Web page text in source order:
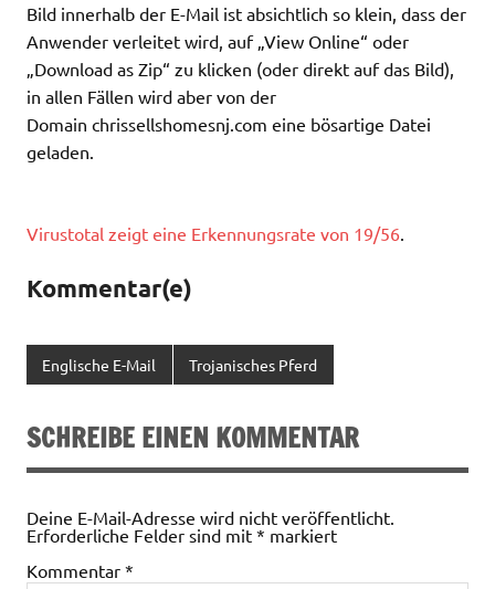
Bild innerhalb der E-Mail ist absichtlich so klein, dass der
Anwender verleitet wird, auf „View Online“ oder
„Download as Zip“ zu klicken (oder direkt auf das Bild),
in allen Fällen wird aber von der
Domain chrissellshomesnj.com eine bösartige Datei
geladen.
Virustotal zeigt eine Erkennungsrate von 19/56
Kommentar(e)
Englische E-Mail Trojanisches Pferd
SCHREIBE EINEN KOMMENTAR
Deine E-Mail-Adresse wird nicht veröffentlicht.
Erforderliche Felder sind mit * markiert
Kommentar *